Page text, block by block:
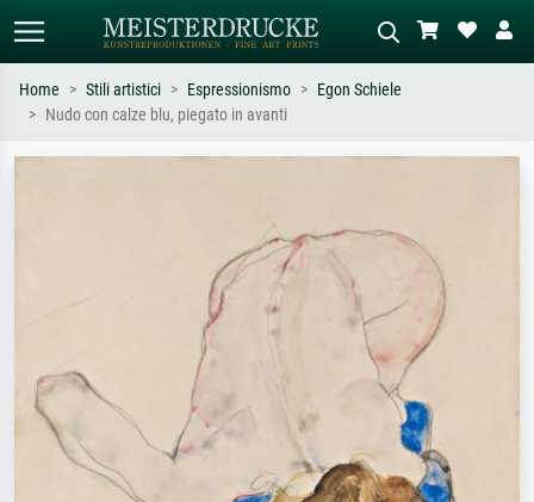
albero.
Home Stili artistici Espressionismo
Egon Schiele
Nudo con calze blu, piegato in avanti